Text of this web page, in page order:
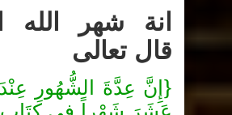
انة شهر الله
قال تعالى
} إِنَّ عِدَّةَ الشُّهُورِ عِنْدَ